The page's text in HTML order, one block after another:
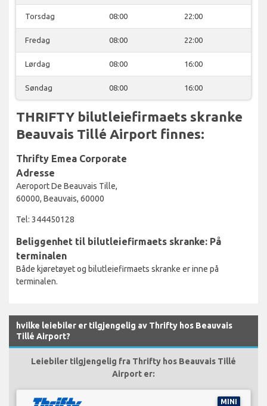
Torsdag 08:00 22:00
Fredag 08:00 22:00
Lørdag 08:00 16:00
Søndag 08:00 16:00
THRIFTY bilutleiefirmaets skranke
Beauvais Tillé Airport finnes:
Thrifty Emea Corporate
Adresse
Aeroport De Beauvais Tille,
60000, Beauvais, 60000
Tel: 344450128
Beliggenhet til bilutleiefirmaets skranke: På
terminalen
Både kjøretøyet og bilutleiefirmaets skranke er inne på
terminalen.
hvilke leiebiler er tilgjengelig av Thrifty hos Beauvais
Tillé Airport?
Leiebiler tilgjengelig fra Thrifty hos Beauvais Tillé
Airport er:
MINI